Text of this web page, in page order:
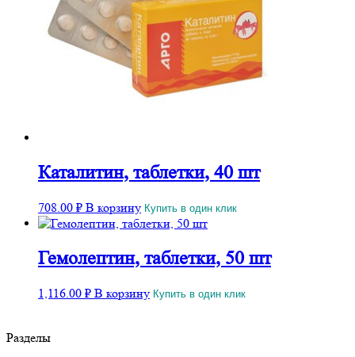
Каталитин, таблетки, 40 шт
708.00 ₽ В корзину Купить в один клик
Гемолептин, таблетки, 50 шт
1,116.00 ₽ В корзину Купить в один клик
Разделы